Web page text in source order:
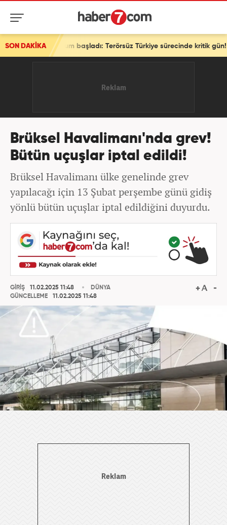
SON DAKİKA
oturum başladı: Terörsüz Türkiye sürecinde kritik gün!
Brüksel Havalimanı'nda grev!
Bütün uçuşlar iptal edildi!
Brüksel Havalimanı ülke genelinde grev
yapılacağı için 13 Şubat perşembe günü gidiş
yönlü bütün uçuşlar iptal edildiğini duyurdu.
GİRİŞ
11.02.2025 11:48
GÜNCELLEME
11.02.2025 11:48
DÜNYA